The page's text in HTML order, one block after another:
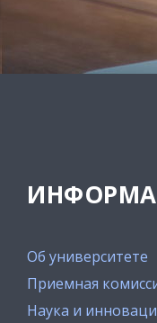
Об университете
Приемная
Наука и